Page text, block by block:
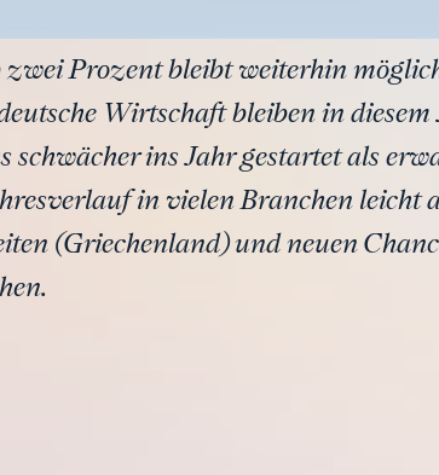
Prozent bleibt weiterhin
Wirtschaft bleiben in diesem
schwächer ins Jahr gestartet als
in vielen Branchen leicht
(Griechenland) und neuen